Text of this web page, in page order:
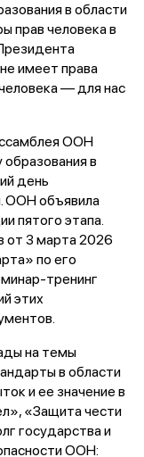
в области
прав человека в
имеет права
— для нас
ООН
в
день
ООН объявила
пятого этапа.
от 3 марта 2026
по его
тренинг
этих
на темы
в области
и ее значение в
«Защита чести
государства и
ООН: